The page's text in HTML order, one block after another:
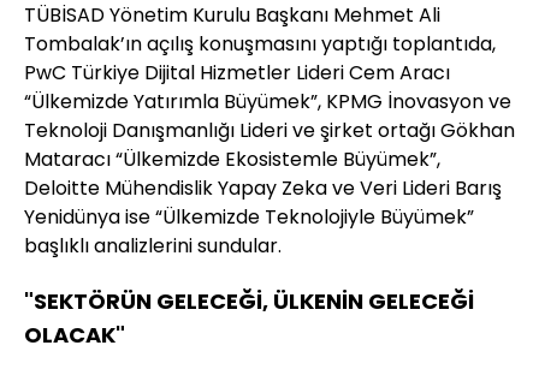
TÜBİSAD Yönetim Kurulu Başkanı Mehmet Ali
Tombalak’ın açılış konuşmasını yaptığı toplantıda,
PwC Türkiye Dijital Hizmetler Lideri Cem Aracı
“Ülkemizde Yatırımla Büyümek”, KPMG İnovasyon ve
Teknoloji Danışmanlığı Lideri ve şirket ortağı Gökhan
Mataracı “Ülkemizde Ekosistemle Büyümek”,
Deloitte Mühendislik Yapay Zeka ve Veri Lideri Barış
Yenidünya ise “Ülkemizde Teknolojiyle Büyümek”
başlıklı analizlerini sundular.
"SEKTÖRÜN GELECEĞİ, ÜLKENİN GELECEĞİ
OLACAK"